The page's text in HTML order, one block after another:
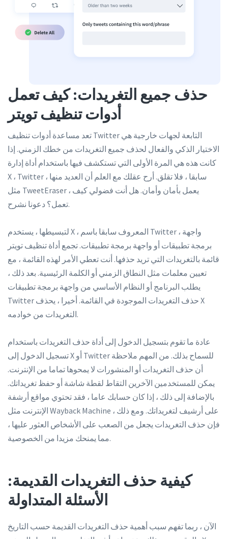
حذف جميع التغريدات: كيف تعمل
أدوات تنظيف تويتر
تعد مساعدة أدوات تنظيف Twitter التابعة لجهات خارجية هي
الاختيار الذكي والفعال لحذف جميع التغريدات من خطك الزمني. إذا
كانت هذه هي المرة الأولى التي تستكشف فيها باستخدام أداة إدارة
X ، Twitter سابقا ، فلا تقلق. أرح عقلك مع العلم أن العديد منها ،
مثل TweetEraser ، يعمل بأمان وأمان. هل أنت فضولي كيف
تعمل؟ دعونا نشرح.
لتبسيطها ، يستخدم X ، المعروف سابقا باسم Twitter ، واجهة
برمجة تطبيقات أو واجهة برمجة تطبيقات. تجمع أداة تنظيف تويتر
قائمة بالتغريدات التي تريد حذفها. أنت تعطي الأمر لهذه القائمة ، مع
تعيين معلمات مثل النطاق الزمني أو الكلمة الرئيسية. بعد ذلك ،
يطلب البرنامج أو النظام الأساسي من واجهة برمجة تطبيقات
Twitter حذف التغريدات الموجودة في القائمة. أخيرا ، يحذف X
التغريدات من خوادمه.
عادة ما تقوم بتسجيل الدخول إلى أداة حذف التغريدات باستخدام
تسجيل الدخول إلى X أو Twitter للسماح بذلك. من المهم ملاحظة
أن حذف التغريدات أو المنشورات لا يمحوها تماما من الإنترنت.
يمكن للمستخدمين الآخرين التقاط لقطة شاشة أو حفظ تغريداتك.
بالإضافة إلى ذلك ، إذا كان حسابك عاما ، فقد تحتوي مواقع أرشفة
الإنترنت مثل Wayback Machine على أرشيف لتغريداتك. ومع ذلك ،
فإن حذف التغريدات يجعل من الصعب على الأشخاص العثور عليها ،
مما يمنحك مزيدا من الخصوصية.
كيفية حذف التغريدات القديمة:
الأسئلة المتداولة
الآن ، ربما تفهم سبب أهمية حذف التغريدات القديمة حسب التاريخ